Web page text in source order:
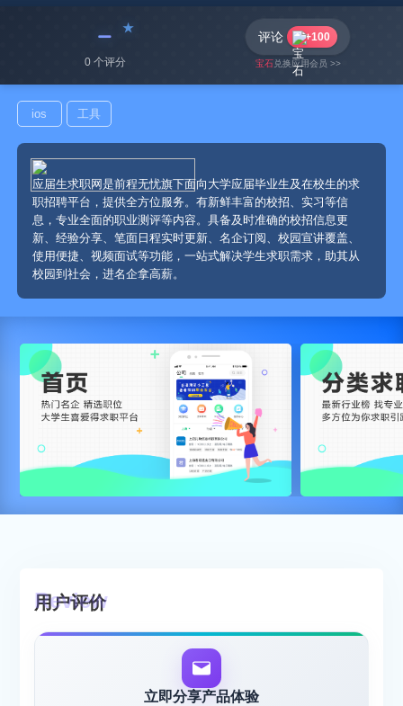
﹣
0 个评分
评论 +100
宝石兑换应用会员 >>
ios 工具
应届生求职网是前程无忧旗下面向大学应届毕业生及在校生的求
职招聘平台，提供全方位服务。有新鲜丰富的校招、实习等信
息，专业全面的职业测评等内容。具备及时准确的校招信息更
新、经验分享、笔面日程实时更新、名企订阅、校园宣讲覆盖、
使用便捷、视频面试等功能，一站式解决学生求职需求，助其从
校园到社会，进名企拿高薪。
用户评价
立即分享产品体验